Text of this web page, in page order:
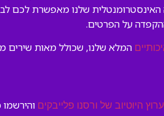
שלנו מאפשרת לכם
על הפרטים.
המלא שלנו, שכולל מאות שירים
ערוץ היוטיוב של ורסנו פלייבקים